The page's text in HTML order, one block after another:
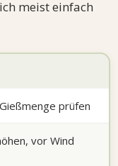
meist einfach
prüfen
vor Wind